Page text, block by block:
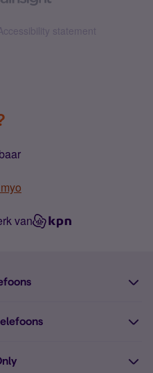
statement
van